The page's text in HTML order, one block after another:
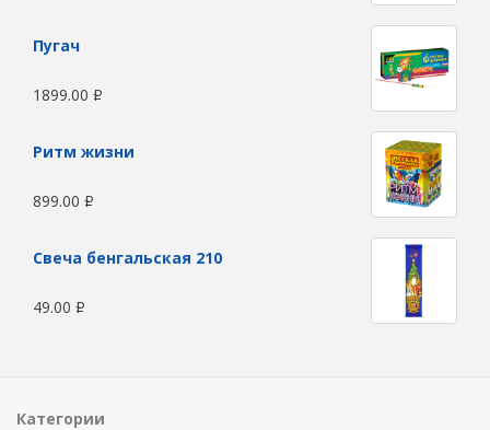
Пугач
1899.00 Р
Ритм жизни
899.00 Р
Свеча бенгальская 210
49.00 Р
Категории